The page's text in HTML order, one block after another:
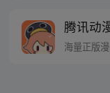
晚。
完婚
腾讯动
海量正版